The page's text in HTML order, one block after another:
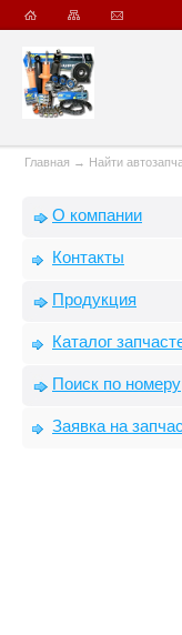
Главная → Найти
О компании
Контакты
Продукция
Каталог
Поиск по номеру
Заявка на